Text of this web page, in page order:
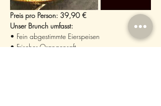
Preis pro Person: 39,90 €
Unser Brunch umfasst:
• Fein abgestimmte Eierspeisen
• Frischer Orangensaft